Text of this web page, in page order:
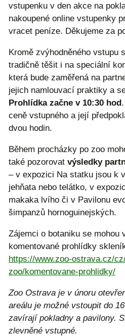
vstupenku v den akce na
nakoupené online vstupenky
vracet peníze. Děkujeme za
Kromě zvýhodněného vstupu
tradičně těšit i na speciální
která bude zaměřená na
jejich namlouvací praktiky a
Prohlídka začne v 10:30 hod
ceně vstupného a její
dvou hodin.
Během procházky po zoo
také pozorovat výsledky
– v expozici Na statku jsou k
jehňata nebo telátko, v
makaka lvího či v Pavilonu
šimpanzů hornoguinejských.
Zájemci o botaniku se mohou
komentované prohlídky
https://www.zoo-ostrava.cz/
zoo/komentovane-prohlidky/
Zoo Ostrava je v únoru
areálu je možné vstoupit do
zavírají pokladny a pavilony.
zlevněné vstupné.